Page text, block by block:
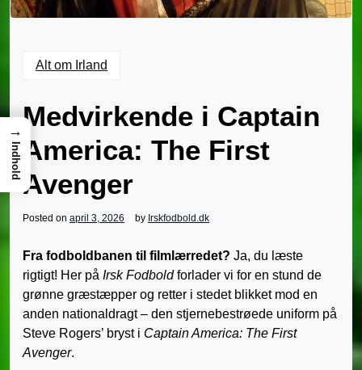
Alt om Irland
Medvirkende i Captain
America: The First
Avenger
Posted on april 3, 2026 by Irskfodbold.dk
Fra fodboldbanen til filmlærredet? Ja, du læste
rigtigt! Her på Irsk Fodboldforlader vi for en stund de
grønne græstæpper og retter i stedet blikket mod en
anden nationaldragt – den stjernebestrøede uniform på
Steve Rogers’ bryst i Captain America: The First
Avenger.
→
Indhold